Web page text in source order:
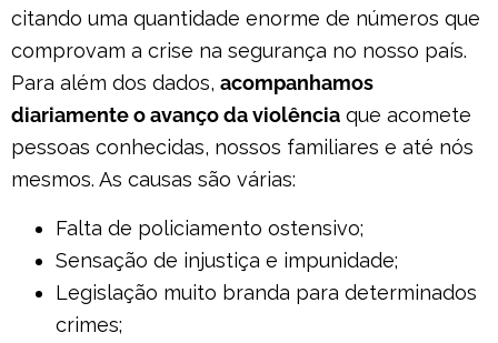
citando uma quantidade enorme de números que
comprovam a crise na segurança no nosso país.
Para além dos dados, acompanhamos
diariamente o avanço da violência que acomete
pessoas conhecidas, nossos familiares e até nós
mesmos. As causas são várias:
Falta de policiamento ostensivo;
Sensação de injustiça e impunidade;
Legislação muito branda para determinados
crimes;